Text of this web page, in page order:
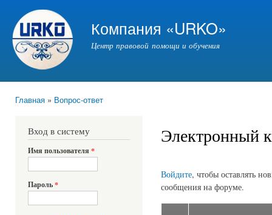
Компания «URKO»
Центр правовой помощи и обучения
Главная » Вопрос-ответ
Вход в систему
Имя пользователя *
Пароль*
Электронный
Войдите, чтобы оставлять
сообщения на форуме.
Страницы